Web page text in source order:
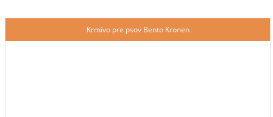
Krmivo pre psov Bento Kronen